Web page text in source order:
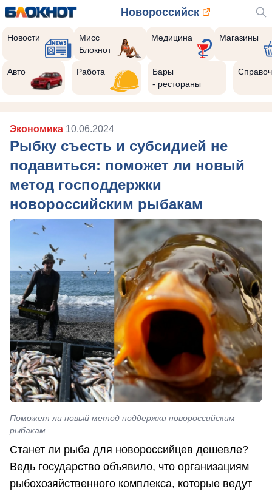
Новороссийск
Новости
Мисс
Блокнот
Медицина Магазины
Авто Работа
Бары
- рестораны
Экономика 10.06.2024
Рыбку съесть и субсидией не
подавиться: поможет ли новый
метод господдержки
новороссийским рыбакам
Поможет ли новый метод поддержки новороссийским
рыбакам
Станет ли рыба для новороссийцев дешевле?
Ведь государство объявило, что организациям
рыбохозяйственного комплекса, которые ведут